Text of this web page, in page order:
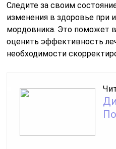
Следите за своим
изменения в здоровье при
мордовника. Это поможет
оценить эффективность
необходимости